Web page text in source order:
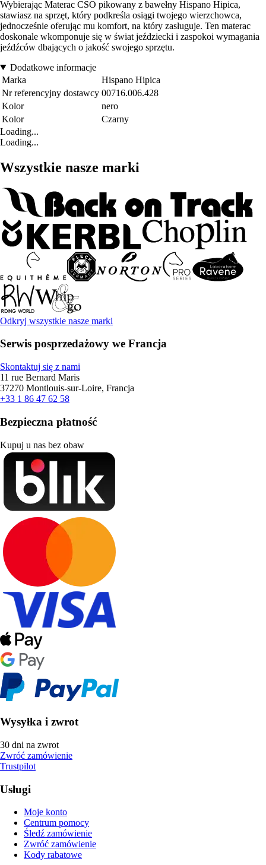
Wybierając Materac CSO pikowany z bawełny Hispano Hipica,
stawiasz na sprzęt, który podkreśla osiągi twojego wierzchowca,
jednocześnie oferując mu komfort, na który zasługuje. Ten materac
doskonale wkomponuje się w świat jeździecki i zaspokoi wymagania
jeźdźców dbających o jakość swojego sprzętu.
Dodatkowe informacje
Marka
Hispano Hipica
Nr referencyjny dostawcy 00716.006.428
Kolor
nero
Kolor
Czarny
Loading...
Loading...
Wszystkie nasze marki
Odkryj wszystkie nasze marki
Serwis posprzedażowy we Francja
Skontaktuj się z nami
11 rue Bernard Maris
37270 Montlouis-sur-Loire, Francja
+33 1 86 47 62 58
Bezpieczna płatność
Kupuj u nas bez obaw
Wysyłka i zwrot
30 dni na zwrot
Zwróć zamówienie
Trustpilot
Usługi
Moje konto
Centrum pomocy
Śledź zamówienie
Zwróć zamówienie
Kody rabatowe